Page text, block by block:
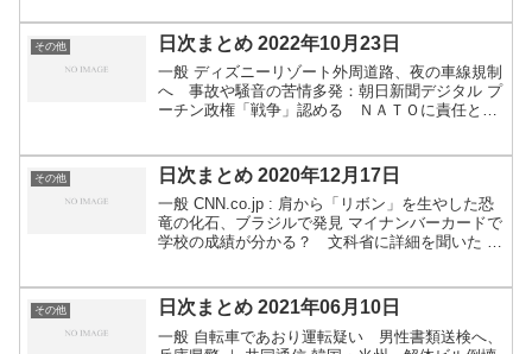
その他 日次まとめ 2022年10月23日
一般 ディズニーリゾート外周道路、夜の車線規制
へ 事故や騒音の苦情多発：朝日新聞デジタル プ
ーチン政権「戦争」認める ＮＡＴＯに責任と主
む・盗品売らぬ...
その他 日次まとめ 2020年12月17日
一般 CNN.co.jp : 肩から「リボン」を生やした恐
竜の化石、ブラジルで発見 マイナンバーカードで
学校の成績が分かる？ 文科省に詳細を聞いた -
その他 日次まとめ 2021年06月10日
一般 自転車であおり運転疑い 男性書類送検へ、